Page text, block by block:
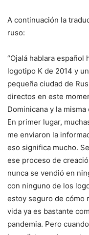
A continuación la
ruso:
“Ojalá hablara español
logotipo K de 2014 y
pequeña ciudad de
directos en este
Dominicana y la
En primer lugar,
me enviaron la
eso significa mucho.
ese proceso de
nunca se vendió en
con ninguno de los
estoy seguro de cómo
vida ya es bastante
pandemia. Pero